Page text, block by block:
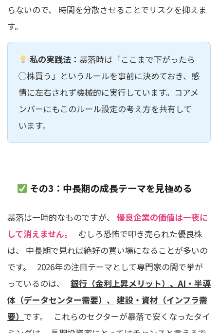
らないので、 時間を分散させることでリスクを抑えま
す。
私の実践法：暴落時は「ここまで下がったら
◯株買う」というルールを事前に決めておき、感
情に左右されず機械的に実行しています。コアメ
ンバーにもこのルール設定の考え方を共有して
います。
その3：中長期の成長テーマを見極める
暴落は一時的なものですが、 優良企業の価値は一夜に
して消えません。
むしろ恐怖で叩き売られた優良株
は、 中長期で見れば絶好の買い場になることが多いの
です。 2026年の注目テーマとして専門家の間で挙が
っているのは、 銀行（金利上昇メリット）、AI・半導
体（データセンター需要）、 建設・資材（インフラ需
要） です。 これらのセクターが暴落で安くなったタイ